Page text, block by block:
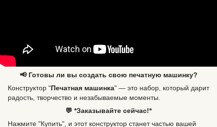
📢 Готовы ли вы создать свою печатную машинку?
Конструктор "Печатная машинка" — это набор, который дарит
радость, творчество и незабываемые моменты.
💬 *Заказывайте сейчас!*
Нажмите "Купить", и этот конструктор станет частью вашей